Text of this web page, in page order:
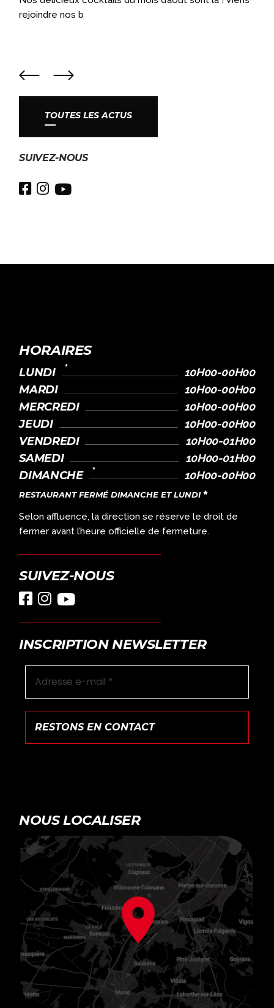
rejoindre nos b
TOUTES LES ACTUS
SUIVEZ-NOUS
HORAIRES
LUNDI 10H00-00H00
MARDI 10H00-00H00
MERCREDI 10H00-00H00
JEUDI 10H00-00H00
VENDREDI 10H00-01H00
SAMEDI 10H00-01H00
DIMANCHE 10H00-00H00
RESTAURANT FERMÉ DIMANCHE ET LUNDI
Selon affluence, la direction se réserve le droit de
fermer avant l’heure officielle de fermeture.
SUIVEZ-NOUS
INSCRIPTION NEWSLETTER
NOUS LOCALISER